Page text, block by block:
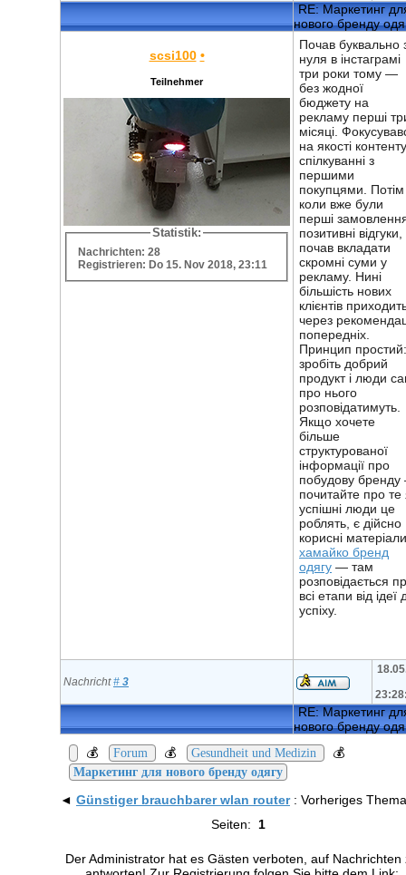
RE: Маркетинг
нового бренду
scsi100 •
Teilnehmer
Statistik:
Nachrichten: 28
Registrieren: Do 15. Nov 2018, 23:11
Почав буквально
нуля в інстаграмі
три роки тому —
без жодної
бюджету на
рекламу перші
місяці.
на якості
спілкуванні з
першими
покупцями. Потім
коли вже були
перші
позитивні відгуки,
почав вкладати
скромні суми у
рекламу. Нині
більшість нових
клієнтів
через
попередніх.
Принцип простий:
зробіть добрий
продукт і люди
про нього
розповідатимуть.
Якщо хочете
більше
структурованої
інформації про
побудову
почитайте про те
успішні люди це
роблять, є дійсно
корисні
хамайко бренд
одягу — там
розповідається
всі етапи від ідеї
успіху.
Nachricht# 3
RE: Маркетинг
нового бренду
💰
Forum 💰 Gesundheit und Medizin 💰
Маркетинг для нового бренду одягу
◄ Günstiger brauchbarer wlan router: Vorheriges Thema
Seiten: 1
Der Administrator hat es Gästen verboten, auf Nachrichten